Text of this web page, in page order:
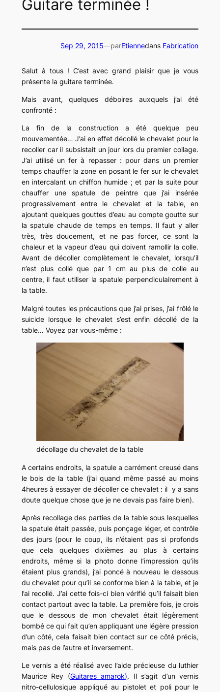
Guitare terminée !
Sep 29, 2015—parEtiennedans Fabrication
Salut à tous ! C’est avec grand plaisir que je vous
présente la guitare terminée.
Mais avant, quelques déboires auxquels j’ai été
confronté :
La fin de la construction a été quelque peu
mouvementée… J’ai en effet décollé le chevalet pour le
recoller car il subsistait un jour lors du premier collage.
J’ai utilisé un fer à repasser : pour dans un premier
temps chauffer la zone en posant le fer sur le chevalet
en intercalant un chiffon humide ; et par la suite pour
chauffer une spatule de peintre que j’ai insérée
progressivement entre le chevalet et la table, en
ajoutant quelques gouttes d’eau au compte goutte sur
la spatule chaude de temps en temps. Il faut y aller
très, très doucement, et ne pas forcer, ce sont la
chaleur et la vapeur d’eau qui doivent ramollir la colle.
Avant de décoller complètement le chevalet, lorsqu’il
n’est plus collé que par 1 cm au plus de colle au
centre, il faut utiliser la spatule perpendiculairement à
la table.
Malgré toutes les précautions que j’ai prises, j’ai frôlé le
suicide lorsque le chevalet s’est enfin décollé de la
table… Voyez par vous-même :
décollage du chevalet de la table
A certains endroits, la spatule a carrément creusé dans
le bois de la table (j’ai quand même passé au moins
4heures à essayer de décoller ce chevalet : il y a sans
doute quelque chose que je ne devais pas faire bien).
Après recollage des parties de la table sous lesquelles
la spatule était passée, puis ponçage léger, et contrôle
des jours (pour le coup, ils n’étaient pas si profonds
que cela quelques dixièmes au plus à certains
endroits, même si la photo donne l’impression qu’ils
étaient plus grands), j’ai poncé à nouveau le dessous
du chevalet pour qu’il se conforme bien à la table, et je
l’ai recollé. J’ai cette fois-ci bien vérifié qu’il faisait bien
contact partout avec la table. La première fois, je crois
que le dessous de mon chevalet était légèrement
bombé ce qui fait qu’en appliquant une légère pression
d’un côté, cela faisait bien contact sur ce côté précis,
mais pas de l’autre et inversement.
Le vernis a été réalisé avec l’aide précieuse du luthier
Maurice Rey (Guitares amarok). Il s’agit d’un vernis
nitro-cellulosique appliqué au pistolet et poli pour le